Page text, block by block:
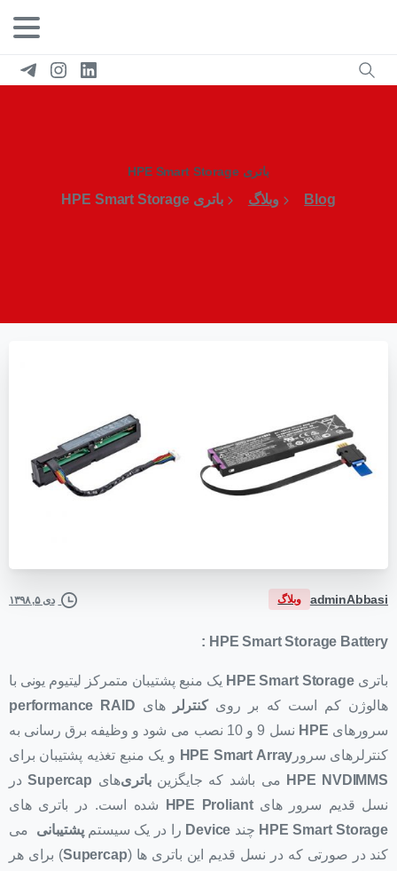
باتری HPE Smart Storage
Blog وبلاگ باتری HPE Smart Storage
adminAbbasi وبلاگ دی ۵, ۱۳۹۸
HPE Smart Storage Battery
:
باتریHPE Smart Storage یک منبع پشتیبان متمرکز لیتیوم یونی با
هالوژن کم است که بر رویکنترلر های performance RAID
سرورهای HPE
نسل 9 و 10 نصب می شود و وظیفه برق رسانی به
کنترلرهای سرور HPE Smart Array و یک منبع تغذیه پشتیبان برای
HPE NVDIMMS می باشد که جایگزینباتری‌های Supercapدر
نسل قدیم سرور هایHPE Proliant
شده است. در باتری های
HPE Smart Storage چند Device را در یک سیستمپشتیبانی می
کند در صورتی که در نسل قدیم این باتری ها (Supercap) برای هر